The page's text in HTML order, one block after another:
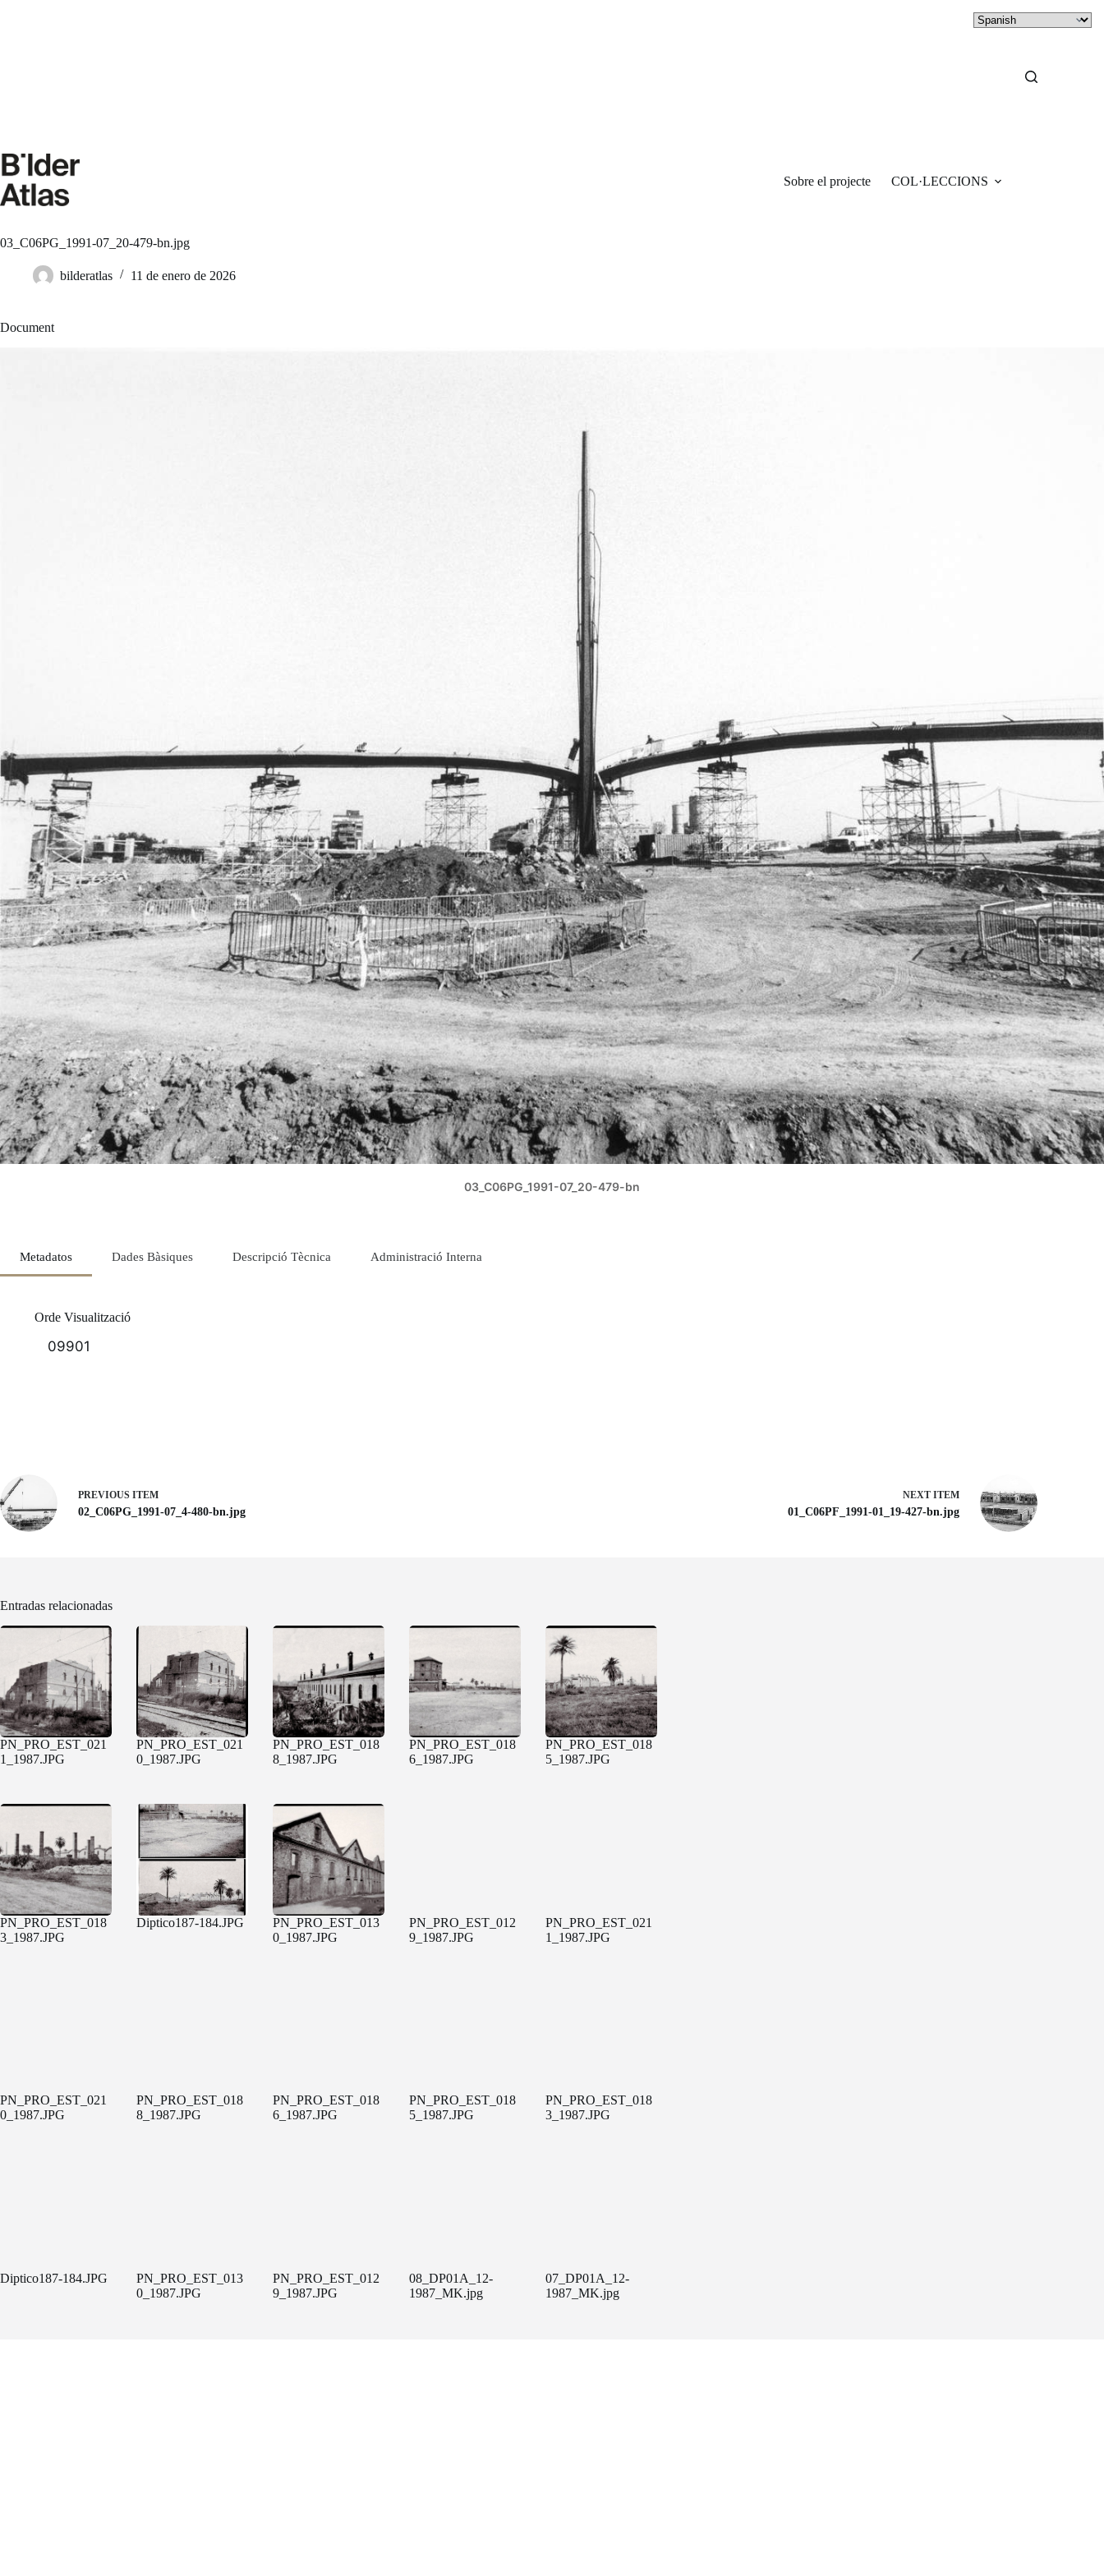
Sobre el projecte COL·LECCIONS
03_C06PG_1991-07_20-479-bn.jpg
bilderatlas 11 de enero de 2026
Document
03_C06PG_1991-07_20-479-bn
Metadatos
Orde Visualització
09901
Dades Bàsiques Descripció Tècnica Administració Interna
PREVIOUS ITEM
02_C06PG_1991-07_4-480-bn.jpg
NEXT ITEM
01_C06PF_1991-01_19-427-bn.jpg
Entradas relacionadas
PN_PRO_EST_021
1_1987.JPG
PN_PRO_EST_021
0_1987.JPG
PN_PRO_EST_018
8_1987.JPG
PN_PRO_EST_018
6_1987.JPG
PN_PRO_EST_018
5_1987.JPG
PN_PRO_EST_018
3_1987.JPG
Diptico187-184.JPG
PN_PRO_EST_013
0_1987.JPG
PN_PRO_EST_012
9_1987.JPG
PN_PRO_EST_021
1_1987.JPG
PN_PRO_EST_021
0_1987.JPG
PN_PRO_EST_018
8_1987.JPG
PN_PRO_EST_018
6_1987.JPG
PN_PRO_EST_018
5_1987.JPG
PN_PRO_EST_018
3_1987.JPG
Diptico187-184.JPG
PN_PRO_EST_013
0_1987.JPG
PN_PRO_EST_012
9_1987.JPG
08_DP01A_12-
1987_MK.jpg
07_DP01A_12-
1987_MK.jpg